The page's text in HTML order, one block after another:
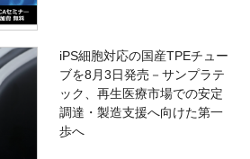
iPS細胞対応の国産TPEチュー
ブを8月3日発売－サンプラテ
ック、再生医療市場での安定
調達・製造支援へ向けた第一
歩へ